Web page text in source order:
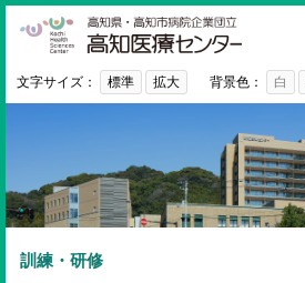
HOME
診療科・部門
入院・お見舞い
病院紹介
医療関係者の方へ
文字サイズ： 標準 拡大 背景色： 白
訓練・研修